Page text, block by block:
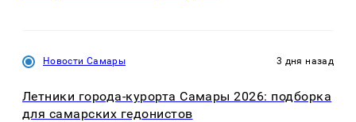
Новости Самары 3 дня назад
Летники города-курорта Самары 2026: подборка
для самарских гедонистов